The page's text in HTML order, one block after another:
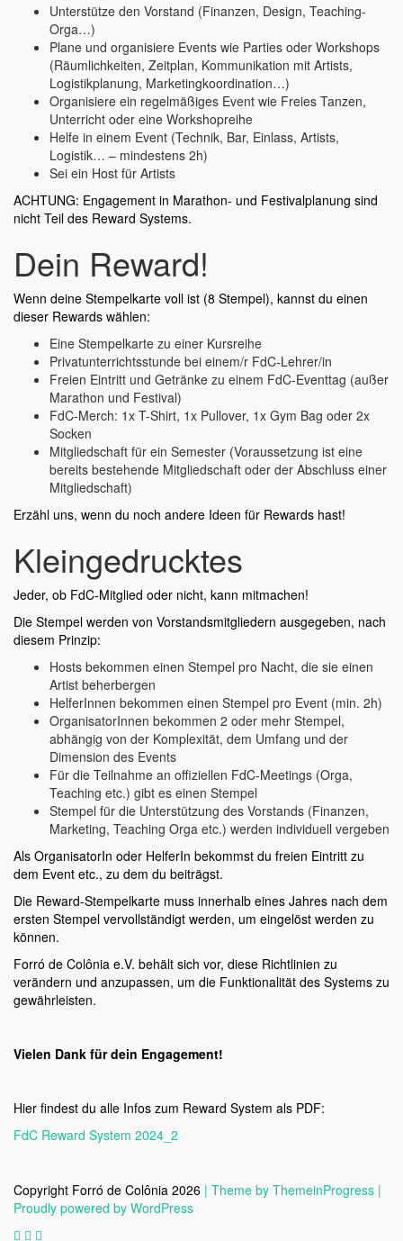
Unterstütze den Vorstand (Finanzen, Design, Teaching-
Orga…)
Plane und organisiere Events wie Parties oder Workshops
(Räumlichkeiten, Zeitplan, Kommunikation mit Artists,
Logistikplanung, Marketingkoordination…)
Organisiere ein regelmäßiges Event wie Freies Tanzen,
Unterricht oder eine Workshopreihe
Helfe in einem Event (Technik, Bar, Einlass, Artists,
Logistik… – mindestens 2h)
Sei ein Host für Artists
ACHTUNG: Engagement in Marathon- und Festivalplanung sind
nicht Teil des Reward Systems.
Dein Reward!
Wenn deine Stempelkarte voll ist (8 Stempel), kannst du einen
dieser Rewards wählen:
Eine Stempelkarte zu einer Kursreihe
Privatunterrichtsstunde bei einem/r FdC-Lehrer/in
Freien Eintritt und Getränke zu einem FdC-Eventtag (außer
Marathon und Festival)
FdC-Merch: 1x T-Shirt, 1x Pullover, 1x Gym Bag oder 2x
Socken
Mitgliedschaft für ein Semester (Voraussetzung ist eine
bereits bestehende Mitgliedschaft oder der Abschluss einer
Mitgliedschaft)
Erzähl uns, wenn du noch andere Ideen für Rewards hast!
Kleingedrucktes
Jeder, ob FdC-Mitglied oder nicht, kann mitmachen!
Die Stempel werden von Vorstandsmitgliedern ausgegeben, nach
diesem Prinzip:
Hosts bekommen einen Stempel pro Nacht, die sie einen
Artist beherbergen
HelferInnen bekommen einen Stempel pro Event (min. 2h)
OrganisatorInnen bekommen 2 oder mehr Stempel,
abhängig von der Komplexität, dem Umfang und der
Dimension des Events
Für die Teilnahme an offiziellen FdC-Meetings (Orga,
Teaching etc.) gibt es einen Stempel
Stempel für die Unterstützung des Vorstands (Finanzen,
Marketing, Teaching Orga etc.) werden individuell vergeben
Als OrganisatorIn oder HelferIn bekommst du freien Eintritt zu
dem Event etc., zu dem du beiträgst.
Die Reward-Stempelkarte muss innerhalb eines Jahres nach dem
ersten Stempel vervollständigt werden, um eingelöst werden zu
können.
Forró de Colônia e.V. behält sich vor, diese Richtlinien zu
verändern und anzupassen, um die Funktionalität des Systems zu
gewährleisten.
Vielen Dank für dein Engagement!
Hier findest du alle Infos zum Reward System als PDF:
FdC Reward System 2024_2
Copyright Forró de Colônia 2026 | Theme by ThemeinProgress |
Proudly powered by WordPress